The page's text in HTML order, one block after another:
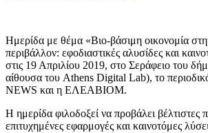
Ημερίδα με θέμα «Βιο-βάσιμη οικονομία
περιβάλλον: εφοδιαστικές αλυσίδες και
στις 19 Απριλίου 2019, στο Σεράφειο του
αίθουσα του Athens Digital Lab), το
NEWS και η ΕΛΕΑΒΙΟΜ.
Η ημερίδα φιλοδοξεί να προβάλει βέλτιστες
επιτυχημένες εφαρμογές και καινοτόμες